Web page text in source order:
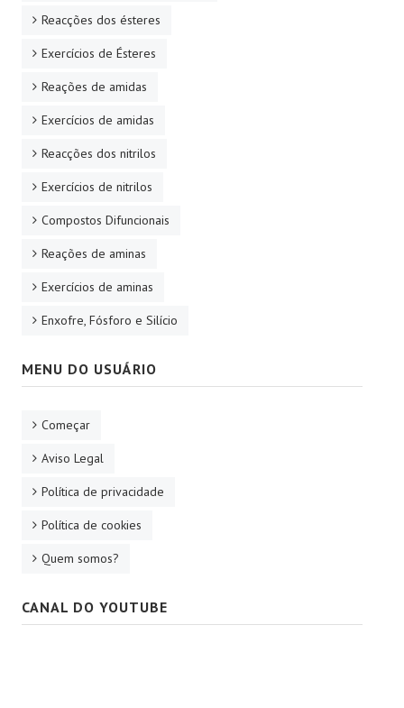
Reacções dos ésteres
Exercícios de Ésteres
Reações de amidas
Exercícios de amidas
Reacções dos nitrilos
Exercícios de nitrilos
Compostos Difuncionais
Reações de aminas
Exercícios de aminas
Enxofre, Fósforo e Silício
MENU DO USUÁRIO
Começar
Aviso Legal
Política de privacidade
Política de cookies
Quem somos?
CANAL DO YOUTUBE